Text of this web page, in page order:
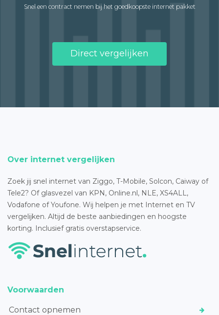
Snel een contract nemen bij het goedkoopste internet pakket
Direct vergelijken
Over internet vergelijken
Zoek jij snel internet van Ziggo, T-Mobile, Solcon, Caiway of
Tele2? Of glasvezel van KPN, Online.nl, NLE, XS4ALL,
Vodafone of Youfone. Wij helpen je met Internet en TV
vergelijken. Altijd de beste aanbiedingen en hoogste
korting. Inclusief gratis overstapservice.
Voorwaarden
Contact opnemen